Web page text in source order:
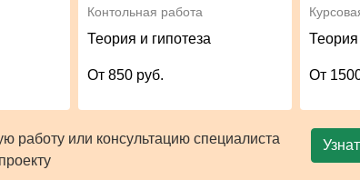
Контольная работа
Теория и гипотеза
От 850 руб.
Теория
От
работу или консультацию специалиста